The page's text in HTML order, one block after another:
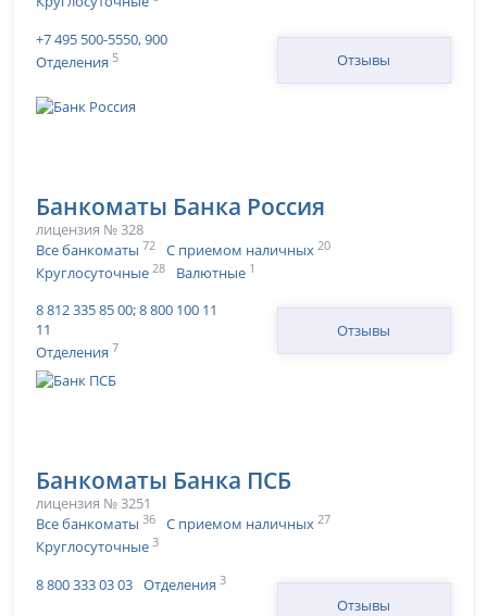
+7 495 500-5550, 900
Отделения 5 Отзывы
Банкоматы Банка Россия
лицензия № 328
Все банкоматы 72 С приемом наличных 20
Круглосуточные 28 Валютные 1
8 812 335 85 00; 8 800 100 11
11
Отделения 7
Отзывы
Банкоматы Банка ПСБ
лицензия № 3251
Все банкоматы 36 С приемом наличных 27
Круглосуточные 3
8 800 333 03 03 Отделения 3
Отзывы